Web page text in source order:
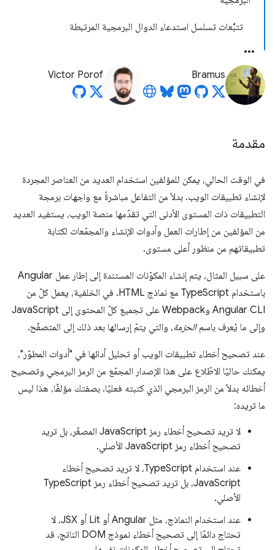
تتبُّعات تسلسل استدعاء الدوال البرمجية المرتبطة
Bramus
Victor Porof
مقدمة
في الوقت الحالي، يمكن للمؤلفين استخدام العديد من العناصر المجردة
لإنشاء تطبيقات الويب. بدلاً من التفاعل مباشرةً مع واجهات برمجة
التطبيقات ذات المستوى الأدنى التي تقدّمها منصة الويب، يستفيد العديد
من المؤلفين من إطارات العمل وأدوات الإنشاء والمجمّعات لكتابة
تطبيقاتهم من منظور أعلى مستوى.
على سبيل المثال، يتم إنشاء المكوّنات المستندة إلى إطار عمل Angular
باستخدام TypeScript مع نماذج HTML. في الخلفية، يعمل كلّ من
Angular CLI وWebpack على تجميع كلّ المحتوى إلى JavaScript
وإلى ما يُعرف باسمالحزمة، والتي يتمّ إرسالها بعد ذلك إلى المتصفّح.
عند تصحيح أخطاء تطبيقات الويب أو تحليل أدائها في "أدوات المطوّر"،
يمكنك حاليًا الاطّلاع على هذا الإصدار المجمّع من الرمز البرمجي وتصحيح
أخطائه بدلاً من الرمز البرمجي الذي كتبته فعليًا. بصفتك مؤلفًا، هذا ليس
ما تريده:
لا تريد تصحيح أخطاء رمز JavaScript المصغّر، بل تريد
تصحيح أخطاء رمز JavaScript الأصلي.
عند استخدام TypeScript، لا تريد تصحيح أخطاء
JavaScript، بل تريد تصحيح أخطاء رمز TypeScript
الأصلي.
عند استخدام النماذج، مثل Angular أو Lit أو JSX، لا
تحتاج دائمًا إلى تصحيح أخطاء نموذج DOM الناتج. قد